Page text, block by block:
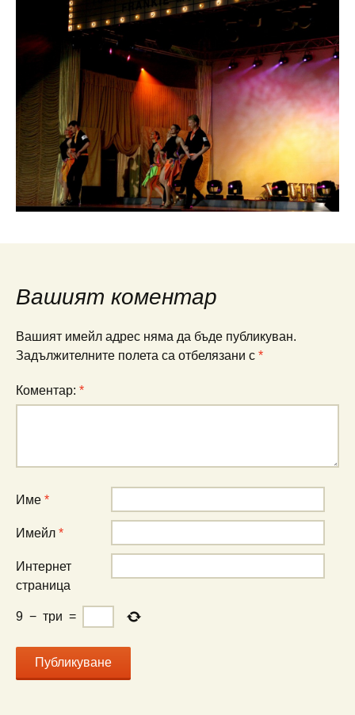
Вашият коментар
Вашият имейл адрес няма да бъде публикуван.
Задължителните полета са отбелязани с *
Коментар: *
Име *
Имейл *
Интернет
страница
9 − три =